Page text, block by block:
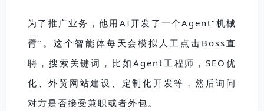
为了推广业务，他用AI开发了一个Agent“机械
臂”。这个智能体每天会模拟人工点击Boss直
聘，搜索关键词，比如 Agent 工程师，SEO优
化、外贸网站建设、定制化开发等，然后询问
对方是否接受兼职或者外包。